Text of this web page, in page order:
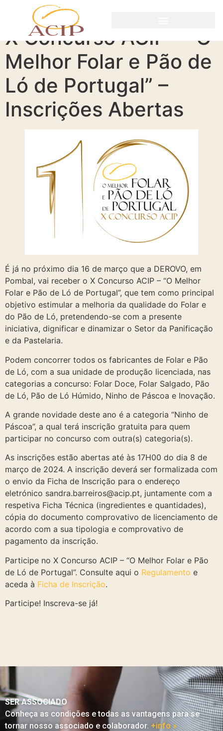
X Concurso ACIP – “O
Melhor Folar e Pão de
Ló de Portugal” –
Inscrições Abertas
É já no próximo dia 16 de março que a DEROVO, em
Pombal, vai receber o X Concurso ACIP – “O Melhor
Folar e Pão de Ló de Portugal”, que tem como principal
objetivo estimular a melhoria da qualidade do Folar e
do Pão de Ló, pretendendo-se com a presente
iniciativa, dignificar e dinamizar o Setor da Panificação
e da Pastelaria.
Podem concorrer todos os fabricantes de Folar e Pão
de Ló, com a sua unidade de produção licenciada, nas
categorias a concurso: Folar Doce, Folar Salgado, Pão
de Ló, Pão de Ló Húmido, Ninho de Páscoa e Inovação.
A grande novidade deste ano é a categoria “Ninho de
Páscoa”, a qual terá inscrição gratuita para quem
participar no concurso com outra(s) categoria(s).
As inscrições estão abertas até às 17H00 do dia 8 de
março de 2024. A inscrição deverá ser formalizada com
o envio da Ficha de Inscrição para o endereço
eletrónico sandra.barreiros@acip.pt, juntamente com a
respetiva Ficha Técnica (ingredientes e quantidades),
cópia do documento comprovativo de licenciamento de
acordo com a sua tipologia e comprovativo de
pagamento da inscrição.
Participe no X Concurso ACIP – “O Melhor Folar e Pão
de Ló de Portugal”. Consulte aqui o Regulamento e
aceda à Ficha de Inscrição.
Participe! Inscreva-se já!
SER ASSOCIADO
Conheça as condições e todas as vantagens para se
tornar nosso associado e colaborador. +info »